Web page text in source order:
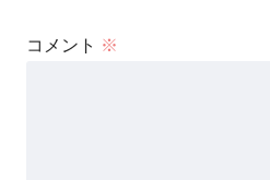
コメント ※